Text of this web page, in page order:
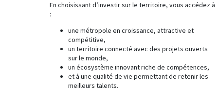
En choisissant d’investir sur le territoire, vous accédez à
:
une métropole en croissance, attractive et
compétitive,
un territoire connecté avec des projets ouverts
sur le monde,
un écosystème innovant riche de compétences,
et à une qualité de vie permettant de retenir les
meilleurs talents.